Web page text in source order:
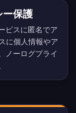
ー保護
ビスに匿名でア
に個人情報やア
ノーログプライ